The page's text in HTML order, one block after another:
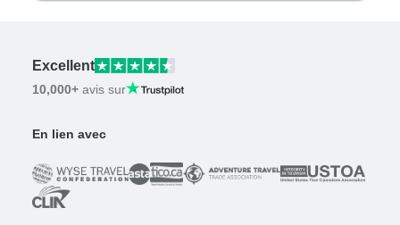
Excellent
10,000+ avis sur
En lien avec